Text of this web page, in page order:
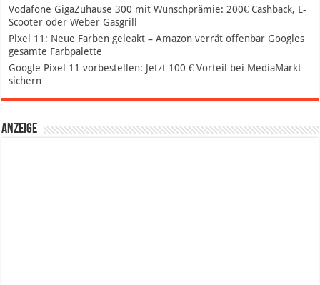
Vodafone GigaZuhause 300 mit Wunschprämie: 200€ Cashback, E-
Scooter oder Weber Gasgrill
Pixel 11: Neue Farben geleakt – Amazon verrät offenbar Googles
gesamte Farbpalette
Google Pixel 11 vorbestellen: Jetzt 100 € Vorteil bei MediaMarkt
sichern
Anzeige